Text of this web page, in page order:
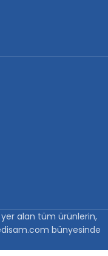
alan tüm ürünlerin,
bünyesinde